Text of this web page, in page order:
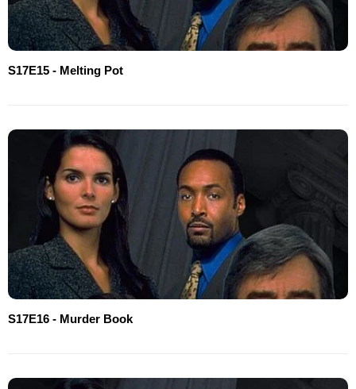
S17E15 - Melting Pot
S17E16 - Murder Book